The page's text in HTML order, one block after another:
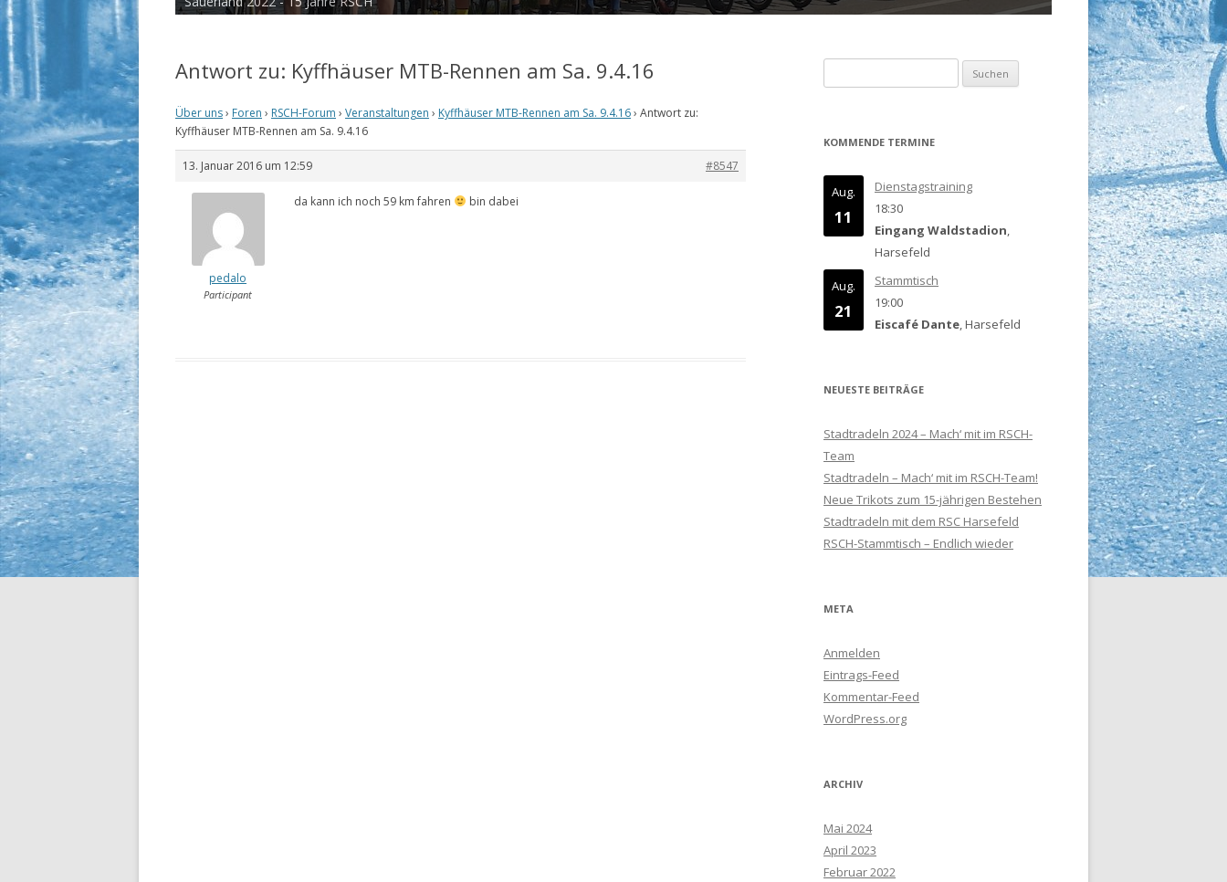
Antwort zu: Kyffhäuser MTB-Rennen am Sa. 9.4.16
Über uns› Foren › RSCH-Forum › Veranstaltungen › Kyffhäuser MTB-Rennen am Sa. 9.4.16› Antwort zu:
Kyffhäuser MTB-Rennen am Sa. 9.4.16
13. Januar 2016 um 12:59 #8547
pedalo
Participant
da kann ich noch 59 km fahren bin dabei
nach:
KOMMENDE TERMINE
Aug.
11
Dienstagstraining
18:30
Eingang Waldstadion,
Harsefeld
Aug.
21
Stammtisch
19:00
Eiscafé Dante, Harsefeld
NEUESTE BEITRÄGE
Stadtradeln 2024 – Mach‘ mit im RSCH-
Team
Stadtradeln – Mach‘ mit im RSCH-Team!
Neue Trikots zum 15-jährigen Bestehen
Stadtradeln mit dem RSC Harsefeld
RSCH-Stammtisch – Endlich wieder
META
Anmelden
Eintrags-Feed
Kommentar-Feed
WordPress.org
ARCHIV
Mai 2024
April 2023
Februar 2022